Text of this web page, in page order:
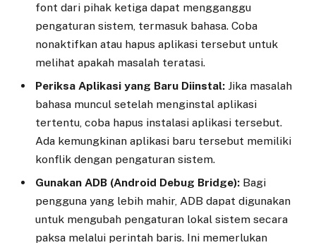
font dari pihak ketiga dapat mengganggu
pengaturan sistem, termasuk bahasa. Coba
nonaktifkan atau hapus aplikasi tersebut untuk
melihat apakah masalah teratasi.
Periksa Aplikasi yang Baru Diinstal: Jika masalah
bahasa muncul setelah menginstal aplikasi
tertentu, coba hapus instalasi aplikasi tersebut.
Ada kemungkinan aplikasi baru tersebut memiliki
konflik dengan pengaturan sistem.
Gunakan ADB (Android Debug Bridge): Bagi
pengguna yang lebih mahir, ADB dapat digunakan
untuk mengubah pengaturan lokal sistem secara
paksa melalui perintah baris. Ini memerlukan